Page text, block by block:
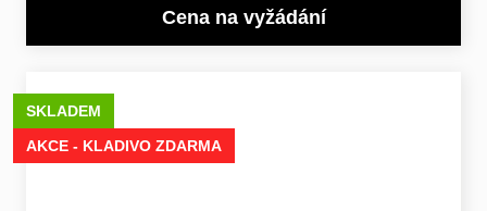
Cena na vyžádání
SKLADEM
AKCE - KLADIVO ZDARMA